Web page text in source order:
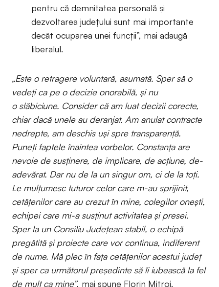
pentru că demnitatea personală și
dezvoltarea județului sunt mai importante
decât ocuparea unei funcții”, mai adaugă
liberalul.
„Este o retragere voluntară, asumată. Sper să o
vedeți ca pe o decizie onorabilă, și nu
o slăbiciune. Consider că am luat decizii corecte,
chiar dacă unele au deranjat. Am anulat contracte
nedrepte, am deschis uși spre transparență.
Puneți faptele înaintea vorbelor. Constanța are
nevoie de susținere, de implicare, de acțiune, de-
adevărat. Dar nu de la un singur om, ci de la toți.
Le mulţumesc tuturor celor care m-au sprijinit,
cetățenilor care au crezut în mine, colegilor oneşti,
echipei care mi-a susținut activitatea și presei.
Sper la un Consiliu Județean stabil, o echipă
pregătită și proiecte care vor continua, indiferent
de nume. Mă plec în fața cetățenilor acestui judeţ
și sper ca următorul președinte să îi iubească la fel
de mult ca mine”, mai spune Florin Mitroi.